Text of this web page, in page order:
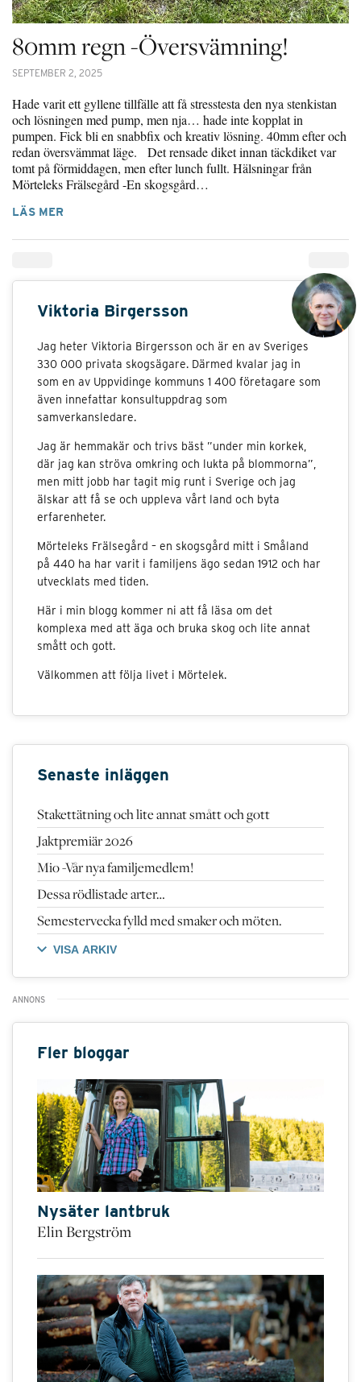
80mm regn -Översvämning!
SEPTEMBER 2, 2025
Hade varit ett gyllene tillfälle att få stresstesta den nya stenkistan
och lösningen med pump, men nja… hade inte kopplat in
pumpen. Fick bli en snabbfix och kreativ lösning. 40mm efter och
redan översvämmat läge. Det rensade diket innan täckdiket var
tomt på förmiddagen, men efter lunch fullt. Hälsningar från
Mörteleks Frälsegård -En skogsgård…
LÄS MER
Viktoria Birgersson
Jag heter Viktoria Birgersson och är en av Sveriges
330 000 privata skogsägare. Därmed kvalar jag in
som en av Uppvidinge kommuns 1 400 företagare som
även innefattar konsultuppdrag som
samverkansledare.
Jag är hemmakär och trivs bäst ”under min korkek,
där jag kan ströva omkring och lukta på blommorna”,
men mitt jobb har tagit mig runt i Sverige och jag
älskar att få se och uppleva vårt land och byta
erfarenheter.
Mörteleks Frälsegård – en skogsgård mitt i Småland
på 440 ha har varit i familjens ägo sedan 1912 och har
utvecklats med tiden.
Här i min blogg kommer ni att få läsa om det
komplexa med att äga och bruka skog och lite annat
smått och gott.
Välkommen att följa livet i Mörtelek.
Senaste inläggen
Stakettätning och lite annat smått och gott
Jaktpremiär 2026
Mio -Vår nya familjemedlem!
Dessa rödlistade arter…
Semestervecka fylld med smaker och möten.
VISA ARKIV
Fler bloggar
Nysäter lantbruk
Elin Bergström